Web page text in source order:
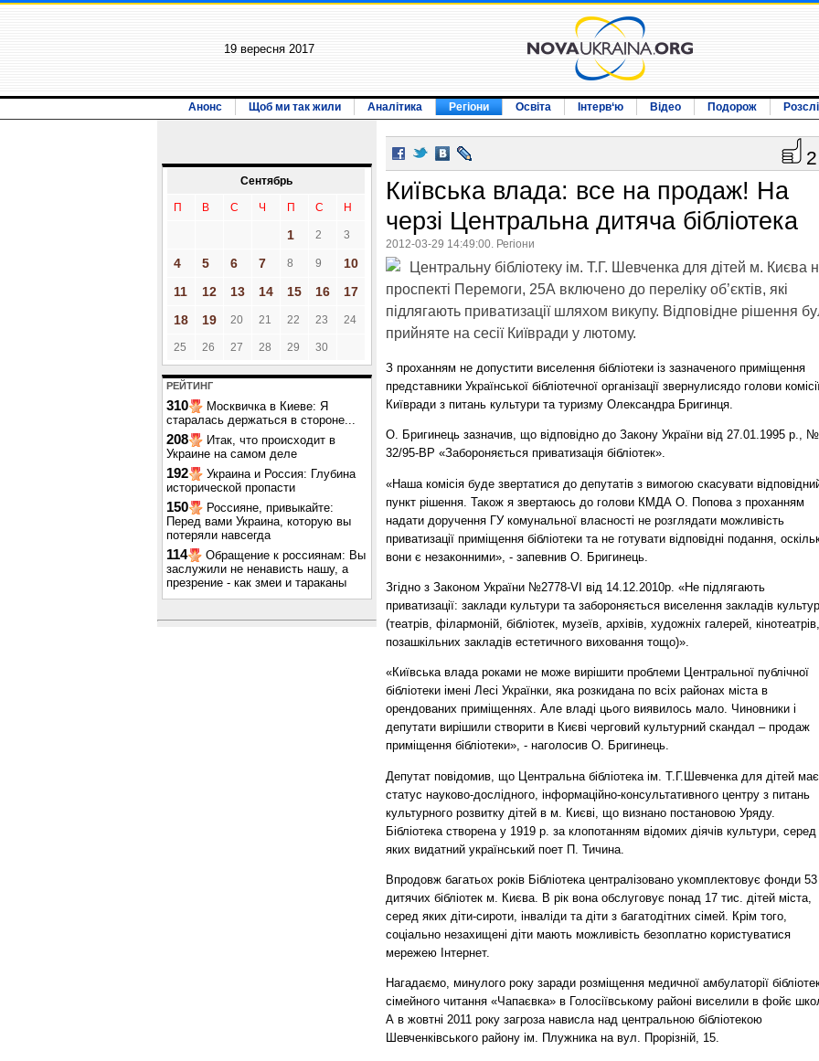
19 вересня 2017
Анонс Щоб ми так жили Аналітика Регіони Освіта Інтерв‘ю Відео Подорож
Сентябрь
П В С Ч П С Н
1 2 3
4 5 6 7 8 9
10
11
12 13 14 15 16
17
18
19 20 21 22 23 24
25 26 27 28 29 30
РЕЙТИНГ
310
Москвичка в Киеве: Я
старалась держаться в стороне...
208
Итак, что происходит в
Украине на самом деле
192
Украина и Россия: Глубина
исторической пропасти
150
Россияне, привыкайте:
Перед вами Украина, которую вы
потеряли навсегда
114
Обращение к россиянам: Вы
заслужили не ненависть нашу, а
презрение - как змеи и тараканы
2
Київська влада: все на продаж! На
черзі Центральна дитяча бібліотека
2012-03-29 14:49:00. Регіони
Центральну бібліотеку ім. Т.Г. Шевченка для дітей м. Києва
проспекті Перемоги, 25А включено до переліку об’єктів, які
підлягають приватизації шляхом викупу. Відповідне рішення
прийняте на сесії Київради у лютому.
З проханням не допустити виселення бібліотеки із зазначеного приміщення
представники Української бібліотечної організації звернулисядо голови
Київради з питань культури та туризму Олександра Бригинця.
О. Бригинець зазначив, що відповідно до Закону України від 27.01.1995 р., №
32/95-ВР «Забороняється приватизація бібліотек».
«Наша комісія буде звертатися до депутатів з вимогою скасувати
пункт рішення. Також я звертаюсь до голови КМДА О. Попова з проханням
надати доручення ГУ комунальної власності не розглядати можливість
приватизації приміщення бібліотеки та не готувати відповідні подання,
вони є незаконними», - запевнив О. Бригинець.
Згідно з Законом України №2778-VI від 14.12.2010р. «Не підлягають
приватизації: заклади культури та забороняється виселення закладів
(театрів, філармоній, бібліотек, музеїв, архівів, художніх галерей, кінотеатрів,
позашкільних закладів естетичного виховання тощо)».
«Київська влада роками не може вирішити проблеми Центральної публічної
бібліотеки імені Лесі Українки, яка розкидана по всіх районах міста в
орендованих приміщеннях. Але владі цього виявилось мало. Чиновники і
депутати вирішили створити в Києві черговий культурний скандал – продаж
приміщення бібліотеки», - наголосив О. Бригинець.
Депутат повідомив, що Центральна бібліотека ім. Т.Г.Шевченка для дітей має
статус науково-дослідного, інформаційно-консультативного центру з питань
культурного розвитку дітей в м. Києві, що визнано постановою Уряду.
Бібліотека створена у 1919 р. за клопотанням відомих діячів культури, серед
яких видатний український поет П. Тичина.
Впродовж багатьох років Бібліотека централізовано укомплектовує фонди 53
дитячих бібліотек м. Києва. В рік вона обслуговує понад 17 тис. дітей міста,
серед яких діти-сироти, інваліди та діти з багатодітних сімей. Крім того,
соціально незахищені діти мають можливість безоплатно користуватися
мережею Інтернет.
Нагадаємо, минулого року заради розміщення медичної амбулаторії
сімейного читання «Чапаєвка» в Голосіївському районі виселили в фойє
А в жовтні 2011 року загроза нависла над центральною бібліотекою
Шевченківського району ім. Плужника на вул. Прорізній, 15.